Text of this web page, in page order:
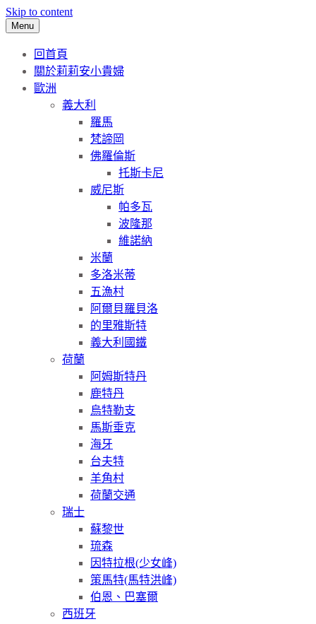
Skip to content
Menu
回首頁
關於莉莉安小貴婦
歐洲
義大利
羅馬
梵諦岡
佛羅倫斯
托斯卡尼
威尼斯
帕多瓦
波隆那
維諾納
米蘭
多洛米蒂
五漁村
阿爾貝羅貝洛
的里雅斯特
義大利國鐵
荷蘭
阿姆斯特丹
鹿特丹
烏特勒支
馬斯垂克
海牙
台夫特
羊角村
荷蘭交通
瑞士
蘇黎世
琉森
因特拉根(少女峰)
策馬特(馬特洪峰)
伯恩、巴塞爾
西班牙